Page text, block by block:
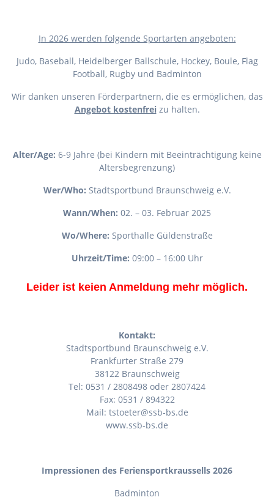
In 2026 werden folgende Sportarten angeboten:
Judo, Baseball, Heidelberger Ballschule, Hockey, Boule, Flag
Football, Rugby und Badminton
Wir danken unseren Förderpartnern, die es ermöglichen, das
Angebot kostenfreizu halten.
Alter/Age: 6-9 Jahre (bei Kindern mit Beeinträchtigung keine
Altersbegrenzung)
Wer/Who: Stadtsportbund Braunschweig e.V.
Wann/When: 02. – 03. Februar 2025
Wo/Where: Sporthalle Güldenstraße
Uhrzeit/Time: 09:00 – 16:00 Uhr
Leider ist keien Anmeldung mehr möglich.
Kontakt:
Stadtsportbund Braunschweig e.V.
Frankfurter Straße 279
38122 Braunschweig
Tel: 0531 / 2808498 oder 2807424
Fax: 0531 / 894322
Mail: tstoeter@ssb-bs.de
www.ssb-bs.de
Impressionen des Feriensportkraussells 2026
Badminton